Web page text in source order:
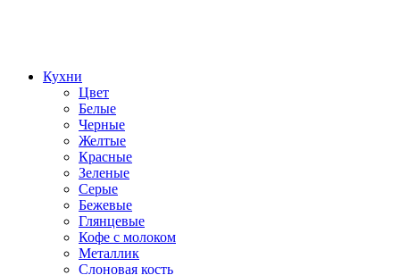
Кухни
Цвет
Белые
Черные
Желтые
Красные
Зеленые
Серые
Бежевые
Глянцевые
Кофе с молоком
Металлик
Слоновая кость